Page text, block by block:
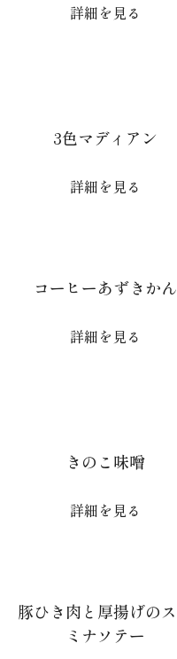
詳細を見る
3色マディアン
詳細を見る
コーヒーあずきかん
詳細を見る
きのこ味噌
詳細を見る
豚ひき肉と厚揚げの
ミナソテー